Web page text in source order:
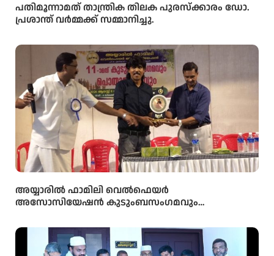
പതിമൂന്നാമത് താന്ത്രിക തിലക പുരസ്‌ക്കാരം ഡോ.
പ്രശാന്ത് വർമ്മക്ക് സമ്മാനിച്ചു.
അയ്യാരിൽ ഫാമിലി വെൽഫെയർ
അസോസിയേഷൻ കുടുംബസംഗമവും